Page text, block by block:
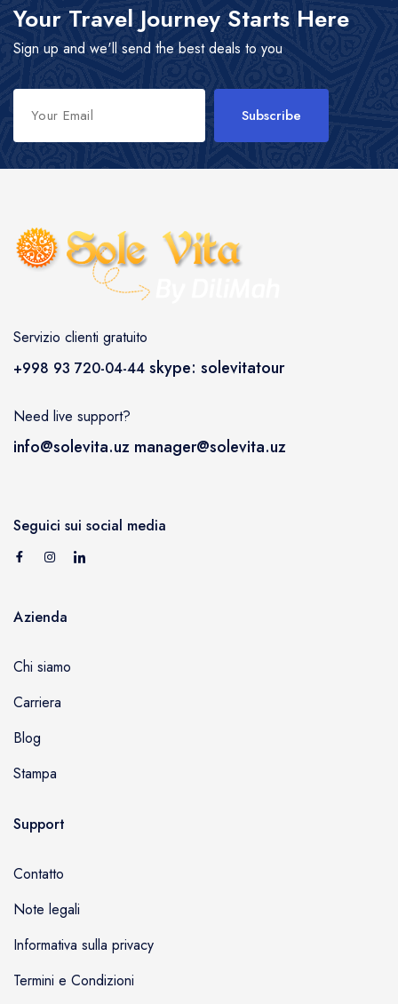
Your Travel Journey Starts Here
Sign up and we'll send the best deals to you
Subscribe
Servizio clienti gratuito
+998 93 720-04-44 skype: solevitatour
Need live support?
info@solevita.uz manager@solevita.uz
Seguici sui social media
Azienda
Chi siamo
Carriera
Blog
Stampa
Support
Contatto
Note legali
Informativa sulla privacy
Termini e Condizioni